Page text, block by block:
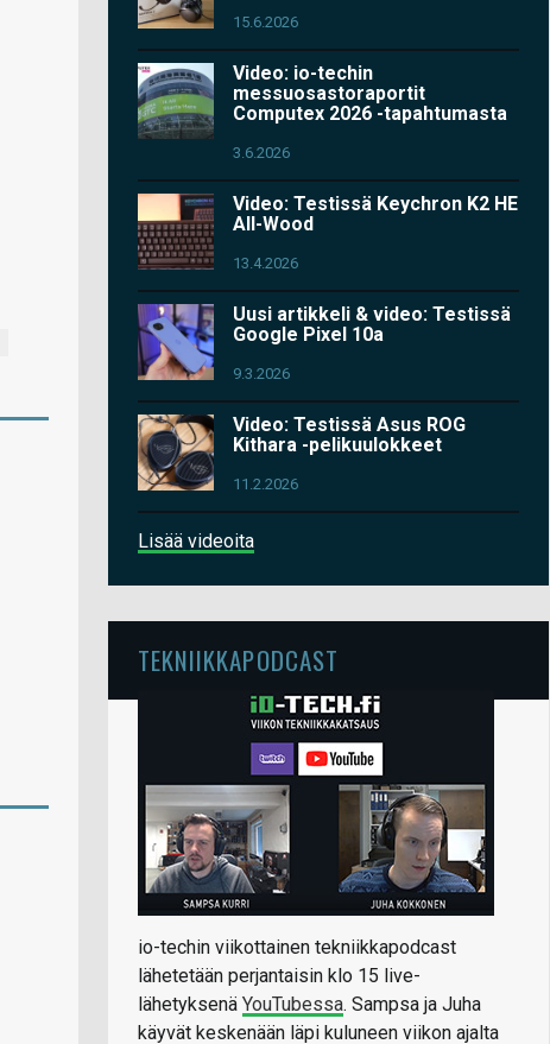
15.6.2026
Video: io-techin
messuosastoraportit
Computex 2026 -tapahtumasta
3.6.2026
Video: Testissä Keychron K2 HE
All-Wood
13.4.2026
Uusi artikkeli & video: Testissä
Google Pixel 10a
9.3.2026
Video: Testissä Asus ROG
Kithara -pelikuulokkeet
11.2.2026
Lisää videoita
TEKNIIKKAPODCAST
io-techin viikottainen tekniikkapodcast
lähetetään perjantaisin klo 15 live-
lähetyksenä YouTubessa. Sampsa ja Juha
käyvät keskenään läpi kuluneen viikon ajalta